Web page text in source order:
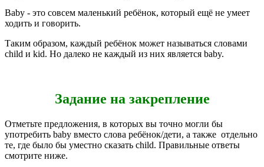
Baby - это совсем маленький ребёнок, который ещё не умеет
ходить и говорить.
Таким образом, каждый ребёнок может называться словами
child и kid. Но далеко не каждый из них является baby.
Задание на закрепление
Отметьте предложения, в которых вы точно могли бы
употребить baby вместо слова ребёнок/дети, а также отдельно
те, где было бы уместно сказать child. Правильные ответы
смотрите ниже.